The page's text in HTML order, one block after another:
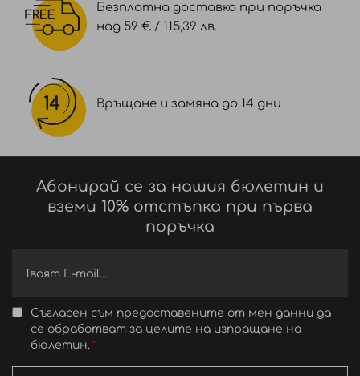
Безплатна доставка при поръчка
над 59 € / 115,39 лв.
Връщане и замяна до 14 дни
Абонирай се за нашия бюлетин и
вземи 10% отстъпка при първа
поръчка
Съгласен съм предоставените от мен данни да
се обработват за целите на изпращане на
бюлетин.